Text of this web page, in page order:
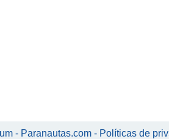
- Paranautas.com - Políticas de